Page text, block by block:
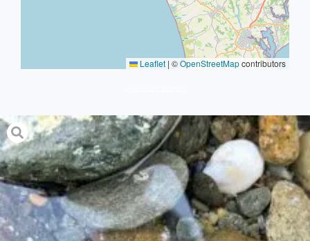
Leaflet | ©OpenStreetMapcontributors